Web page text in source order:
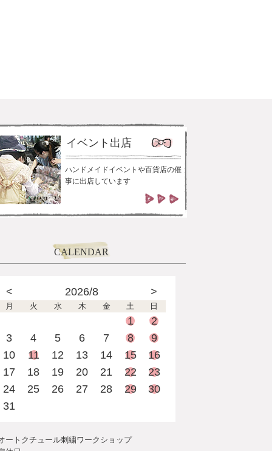
イベント出店
ハンドメイドイベントや百貨店の催
事に出店しています
CALENDAR
< 2026/8 >
月 火 水 木 金 土 日
1
2
3
4 5 6 7 8
9
10
11 12 13 14 15
16
17
18 19 20 21 22
23
24
25 26 27 28 29
30
31
ートクチュール刺繍ワークショップ